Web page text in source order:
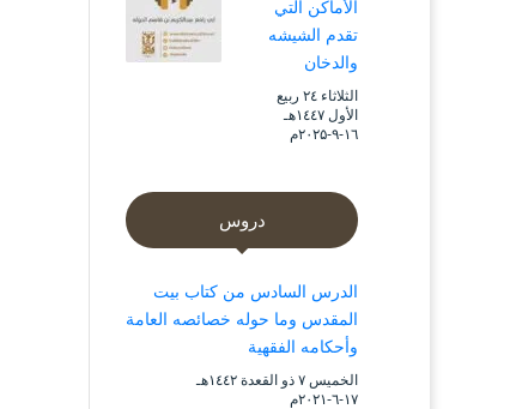
الأماكن التي
تقدم الشيشه
والدخان
الثلاثاء ۲٤ ربيع
الأول ۱٤٤۷هـ
۱٦-۹-۲۰۲۵م
دروس
الدرس السادس من كتاب بيت
المقدس وما حوله خصائصه العامة
وأحكامه الفقهية
الخميس ۷ ذو القعدة ۱٤٤۲هـ
۱۷-٦-۲۰۲۱م